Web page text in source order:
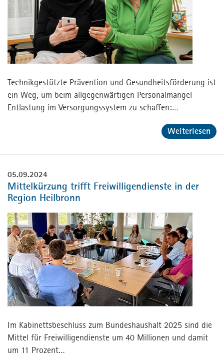
Technikgestützte Prävention und Gesundheitsförderung ist
ein Weg, um beim allgegenwärtigen Personalmangel
Entlastung im Versorgungssystem zu schaffen:…
Weiterlesen
05.09.2024
Mittelkürzung trifft Freiwilligendienste in der
Region Heilbronn
Im Kabinettsbeschluss zum Bundeshaushalt 2025 sind die
Mittel für Freiwilligendienste um 40 Millionen und damit
um 11 Prozent…